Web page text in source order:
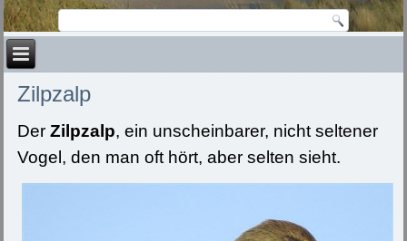
Zilpzalp
Der Zilpzalp, ein unscheinbarer, nicht seltener
Vogel, den man oft hört, aber selten sieht.